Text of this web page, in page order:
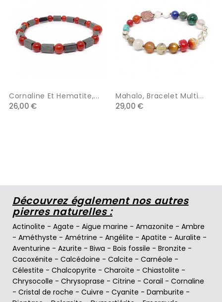
Cornaline Et Hematite,...
26,00 €
Mahalo, Bracelet Multi...
29,00 €
Découvrez également nos autres
pierres naturelles :
Actinolite - Agate - Aigue marine - Amazonite - Ambre
- Améthyste - Amétrine - Angélite - Apatite - Auralite -
Aventurine - Azurite - Biwa - Bois fossile - Bronzite -
Cacoxénite - Calcédoine - Calcite - Carnéole -
Célestite - Chalcopyrite - Charoïte - Chiastolite -
Chrysocolle - Chrysoprase - Citrine - Corail - Cornaline
- Cristal de roche - Cuivre - Cyanite - Damburite -